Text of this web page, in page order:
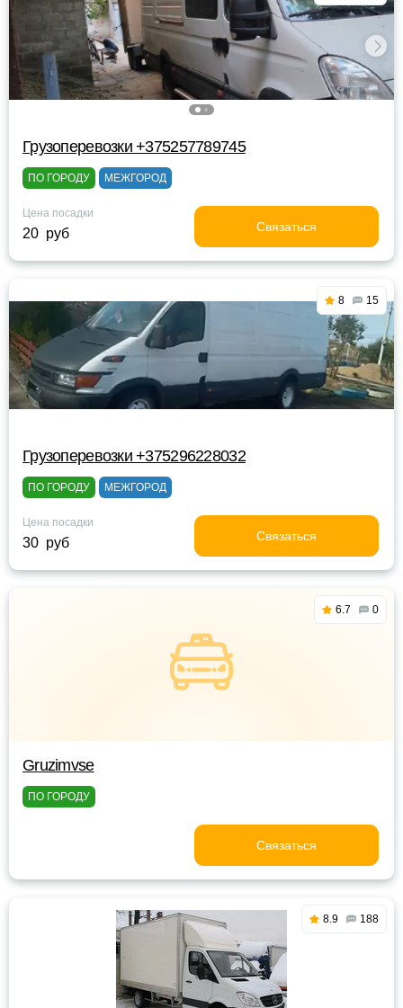
Грузоперевозки +375257789745
ПО ГОРОДУ МЕЖГОРОД
Цена посадки
20 руб Связаться
8 15
Грузоперевозки +375296228032
ПО ГОРОДУ МЕЖГОРОД
Цена посадки
30 руб Связаться
6.7 0
Gruzimvse
ПО ГОРОДУ
Связаться
8.9 188